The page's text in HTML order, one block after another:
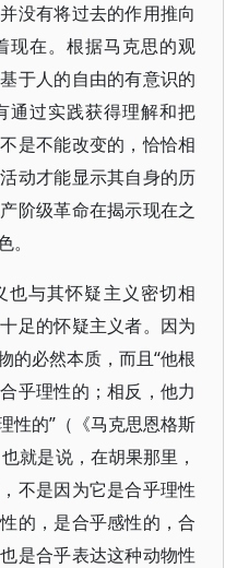
没有将过去的作用推向
现在。根据马克思的观
于人的自由的有意识的
通过实践获得理解和把
是不能改变的，恰恰相
动才能显示其自身的历
阶级革命在揭示现在之
也与其怀疑主义密切相
足的怀疑主义者。因为
的必然本质，而且“他根
乎理性的；相反，他力
性的”（《马克思恩格斯
就是说，在胡果那里，
不是因为它是合乎理性
的，是合乎感性的，合
是合乎表达这种动物性